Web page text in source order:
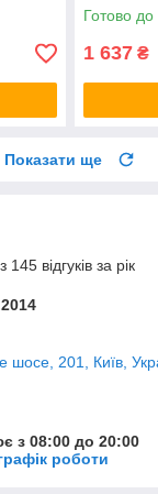
Готово до
1 637 ₴
Показати ще
145 відгуків за рік
шосе, 201, Київ,
з 08:00 до 20:00
роботи